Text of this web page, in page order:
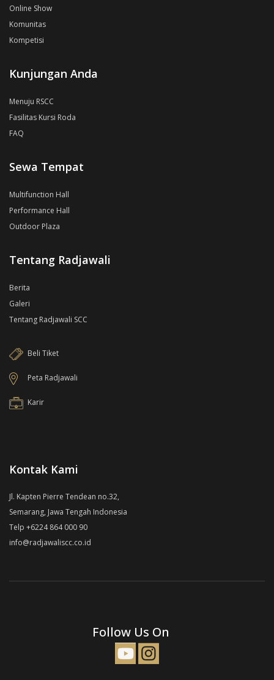
Online Show
Komunitas
Kompetisi
Kunjungan Anda
Menuju RSCC
Fasilitas Kursi Roda
FAQ
Sewa Tempat
Multifunction Hall
Performance Hall
Outdoor Plaza
Tentang Radjawali
Berita
Galeri
Tentang Radjawali SCC
Beli Tiket
Peta Radjawali
Karir
Kontak Kami
Jl. Kapten Pierre Tendean no.32,
Semarang, Jawa Tengah Indonesia
Telp +6224 864 000 90
info@radjawaliscc.co.id
Follow Us On